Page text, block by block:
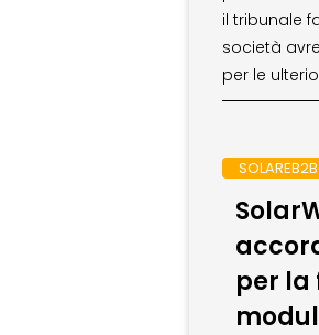
il tribunale
società
per le
SOLAREB2B
per la